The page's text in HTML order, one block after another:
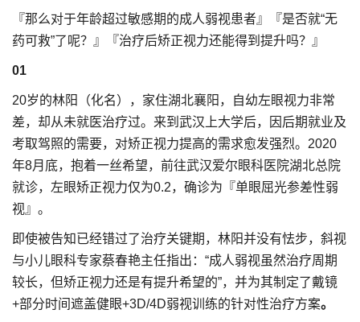
『那么对于年龄超过敏感期的成人弱视患者』『是否就“无
药可救”了呢？』『治疗后矫正视力还能得到提升吗？』
01
20岁的林阳（化名），家住湖北襄阳，自幼左眼视力非常
差，却从未就医治疗过。来到武汉上大学后，因后期就业及
考取驾照的需要，对矫正视力提高的需求愈发强烈。2020
年8月底，抱着一丝希望，前往武汉爱尔眼科医院湖北总院
就诊，左眼矫正视力仅为0.2，确诊为『单眼屈光参差性弱
视』。
即使被告知已经错过了治疗关键期，林阳并没有怯步，斜视
与小儿眼科专家蔡春艳主任指出：“成人弱视虽然治疗周期
较长，但矫正视力还是有提升希望的”，并为其制定了戴镜
+部分时间遮盖健眼+3D/4D弱视训练的针对性治疗方案。